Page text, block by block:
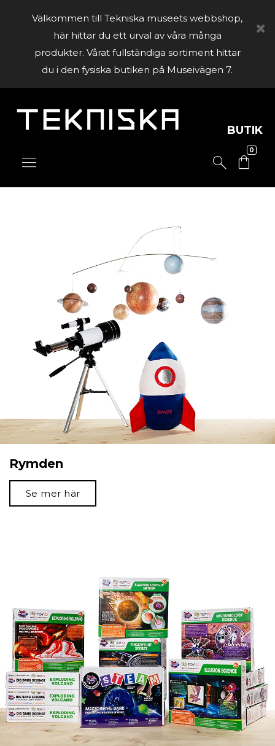
Välkommen till Tekniska museets webbshop,
här hittar du ett urval av våra många
produkter. Vårat fullständiga sortiment hittar
du i den fysiska butiken på Museivägen 7.
BUTIK
0
Rymden
Se mer här